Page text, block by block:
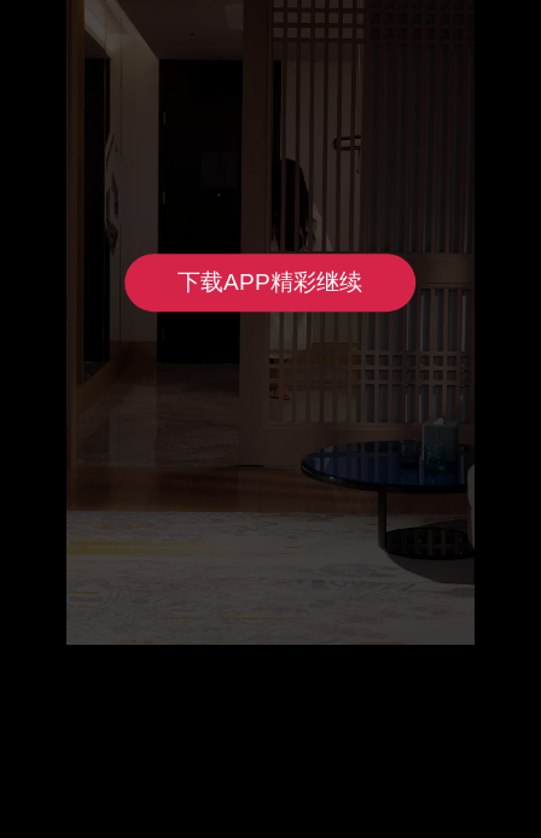
下载APP精彩继续